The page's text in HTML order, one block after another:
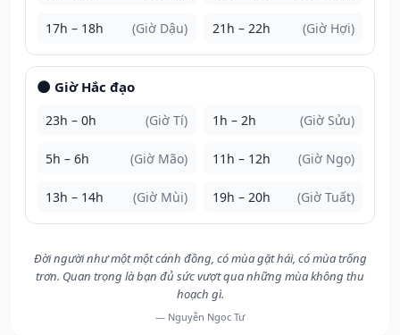
17h – 18h (Giờ Dậu) 21h – 22h (Giờ Hợi)
🌑 Giờ Hắc đạo
23h – 0h (Giờ Tí) 1h – 2h (Giờ Sửu)
5h – 6h (Giờ Mão) 11h – 12h (Giờ Ngọ)
13h – 14h (Giờ Mùi) 19h – 20h (Giờ Tuất)
Đời người như một một cánh đồng, có mùa gặt hái, có mùa trống
trơn. Quan trọng là bạn đủ sức vượt qua những mùa không thu
hoạch gì.
— Nguyễn Ngọc Tư